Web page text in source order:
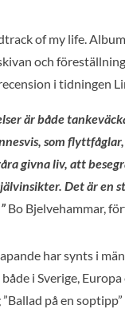
of my life.
och
i tidningen
är både
som
givna liv, att
Det är en
Bo Bjelvehammar,
har synts i
i Sverige,
på en